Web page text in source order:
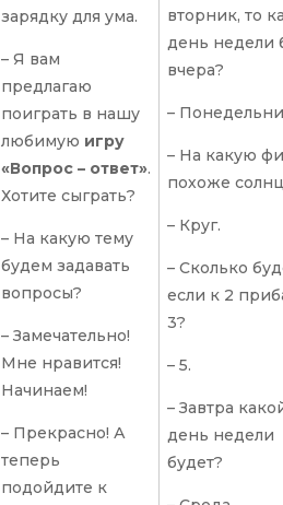
зарядку для ума.
– Я вам
предлагаю
поиграть в нашу
любимую игру
«Вопрос – ответ».
Хотите сыграть?
– На какую тему
будем задавать
вопросы?
– Замечательно!
Мне нравится!
Начинаем!
– Прекрасно! А
теперь
подойдите к
вторник, то
день недели
вчера?
–
– На какую
похоже
– Круг.
– Сколько
если к 2
3?
– 5.
– Завтра
день недели
будет?